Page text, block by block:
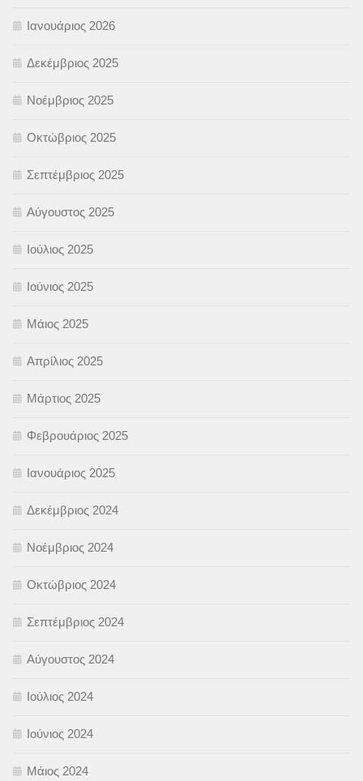
Ιανουάριος 2026
Δεκέμβριος 2025
Νοέμβριος 2025
Οκτώβριος 2025
Σεπτέμβριος 2025
Αύγουστος 2025
Ιούλιος 2025
Ιούνιος 2025
Μάιος 2025
Απρίλιος 2025
Μάρτιος 2025
Φεβρουάριος 2025
Ιανουάριος 2025
Δεκέμβριος 2024
Νοέμβριος 2024
Οκτώβριος 2024
Σεπτέμβριος 2024
Αύγουστος 2024
Ιούλιος 2024
Ιούνιος 2024
Μάιος 2024